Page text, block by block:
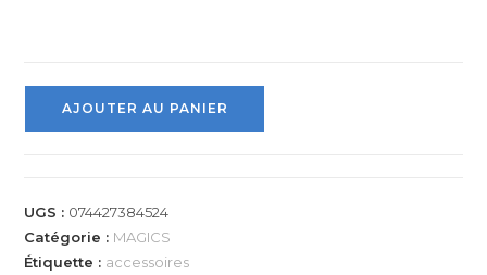
AJOUTER AU PANIER
UGS : 074427384524
Catégorie : MAGICS
Étiquette : accessoires